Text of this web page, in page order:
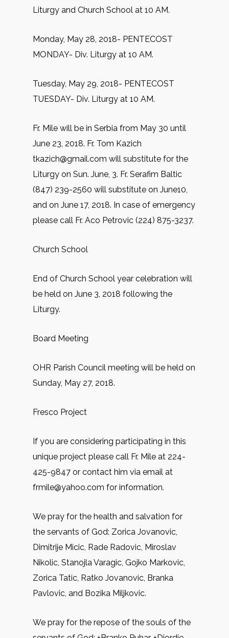
Liturgy and Church School at 10 AM.
Monday, May 28, 2018- PENTECOST
MONDAY- Div. Liturgy at 10 AM.
Tuesday, May 29, 2018- PENTECOST
TUESDAY- Div. Liturgy at 10 AM.
Fr. Mile will be in Serbia from May 30 until
June 23, 2018. Fr. Tom Kazich
tkazich@gmail.com will substitute for the
Liturgy on Sun. June, 3. Fr. Serafim Baltic
(847) 239-2560 will substitute on June10,
and on June 17, 2018. In case of emergency
please call Fr. Aco Petrovic (224) 875-3237.
Church School
End of Church School year celebration will
be held on June 3, 2018 following the
Liturgy.
Board Meeting
OHR Parish Council meeting will be held on
Sunday, May 27, 2018.
Fresco Project
If you are considering participating in this
unique project please call Fr. Mile at 224-
425-9847 or contact him via email at
frmile@yahoo.com for information.
We pray for the health and salvation for
the servants of God: Zorica Jovanovic,
Dimitrije Micic, Rade Radovic, Miroslav
Nikolic, Stanojla Varagic, Gojko Markovic,
Zorica Tatic, Ratko Jovanovic, Branka
Pavlovic, and Bozika Miljkovic.
We pray for the repose of the souls of the